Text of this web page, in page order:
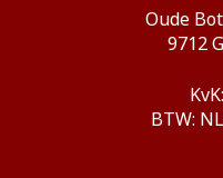
Oude
9712
BTW: